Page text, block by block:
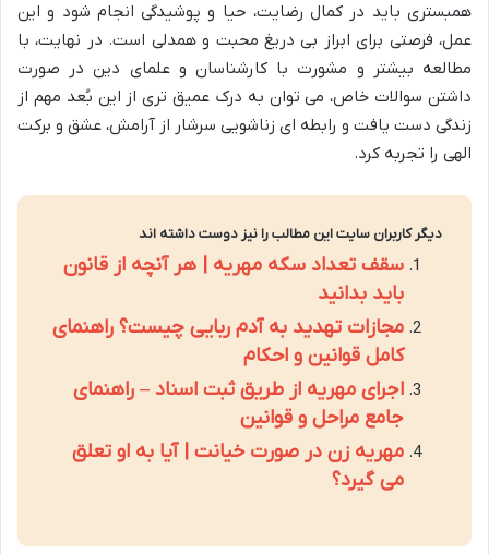
همبستری باید در کمال رضایت، حیا و پوشیدگی انجام شود و این
عمل، فرصتی برای ابراز بی دریغ محبت و همدلی است. در نهایت، با
مطالعه بیشتر و مشورت با کارشناسان و علمای دین در صورت
داشتن سوالات خاص، می توان به درک عمیق تری از این بُعد مهم از
زندگی دست یافت و رابطه ای زناشویی سرشار از آرامش، عشق و برکت
الهی را تجربه کرد.
دیگر کاربران سایت این مطالب را نیز دوست داشته اند
سقف تعداد سکه مهریه | هر آنچه از قانون
باید بدانید
مجازات تهدید به آدم ربایی چیست؟ راهنمای
کامل قوانین و احکام
اجرای مهریه از طریق ثبت اسناد – راهنمای
جامع مراحل و قوانین
مهریه زن در صورت خیانت | آیا به او تعلق
می گیرد؟